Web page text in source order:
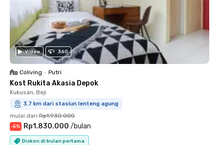
Video 360
Coliving • Putri
Kost Rukita Akasia Depok
Kukusan, Beji
3.7 km dari stasiun lenteng agung
mulai dari Rp1.930.000
-5% Rp1.830.000 /bulan
Diskon di bulan pertama